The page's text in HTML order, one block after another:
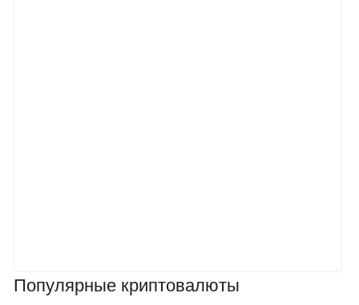
Популярные криптовалюты